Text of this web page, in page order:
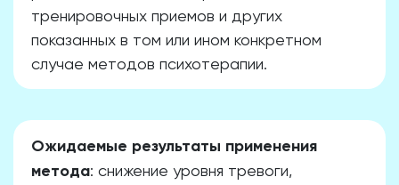
тренировочных приемов и других
показанных в том или ином конкретном
случае методов психотерапии.
Ожидаемые результаты применения
метода: снижение уровня тревоги,